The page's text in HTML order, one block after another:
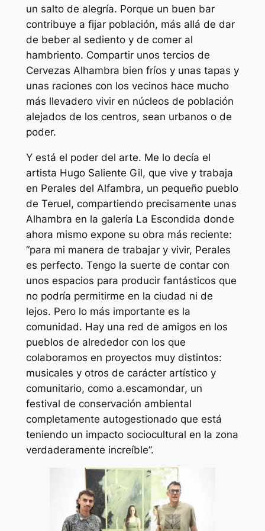
un salto de alegría. Porque un buen bar
contribuye a fijar población, más allá de dar
de beber al sediento y de comer al
hambriento. Compartir unos tercios de
Cervezas Alhambra bien fríos y unas tapas y
unas raciones con los vecinos hace mucho
más llevadero vivir en núcleos de población
alejados de los centros, sean urbanos o de
poder.
Y está el poder del arte. Me lo decía el
artista Hugo Saliente Gil, que vive y trabaja
en Perales del Alfambra, un pequeño pueblo
de Teruel, compartiendo precisamente unas
Alhambra en la galería La Escondida donde
ahora mismo expone su obra más reciente:
“para mi manera de trabajar y vivir, Perales
es perfecto. Tengo la suerte de contar con
unos espacios para producir fantásticos que
no podría permitirme en la ciudad ni de
lejos. Pero lo más importante es la
comunidad. Hay una red de amigos en los
pueblos de alrededor con los que
colaboramos en proyectos muy distintos:
musicales y otros de carácter artístico y
comunitario, como a.escamondar, un
festival de conservación ambiental
completamente autogestionado que está
teniendo un impacto sociocultural en la zona
verdaderamente increíble”.